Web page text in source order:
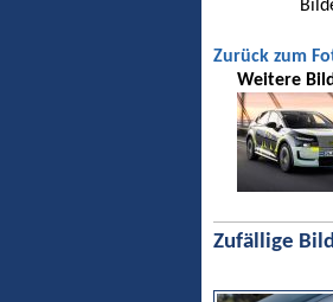
Zurück zum
Weitere
Zufällige